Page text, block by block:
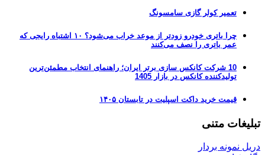
تعمیر کولر گازی سامسونگ
چرا باتری خودرو زودتر از موعد خراب می‌شود؟ ۱۰ اشتباه رایجی که
عمر باتری را نصف می‌کنند
10 شرکت کانکس سازی برتر ایران؛ راهنمای انتخاب مطمئن‌ترین
تولیدکننده کانکس در بازار 1405
قیمت خرید داکت اسپلیت در تابستان ۱۴۰۵
تبلیغات متنی
دریل نمونه بردار